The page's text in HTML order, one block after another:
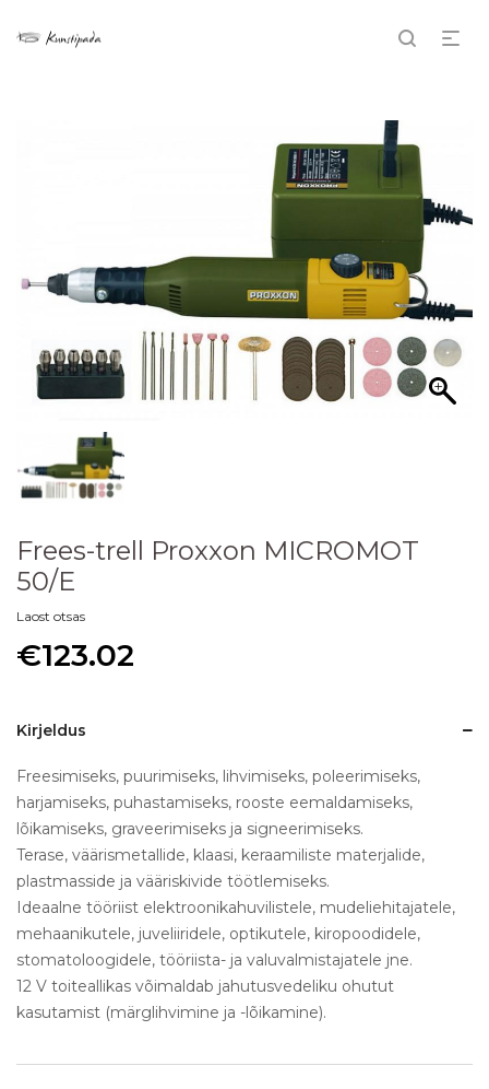
Frees-trell Proxxon MICROMOT
50/E
Laost otsas
€123.02
Kirjeldus
Freesimiseks, puurimiseks, lihvimiseks, poleerimiseks,
harjamiseks, puhastamiseks, rooste eemaldamiseks,
lõikamiseks, graveerimiseks ja signeerimiseks.
Terase, väärismetallide, klaasi, keraamiliste materjalide,
plastmasside ja vääriskivide töötlemiseks.
Ideaalne tööriist elektroonikahuvilistele, mudeliehitajatele,
mehaanikutele, juveliiridele, optikutele, kiropoodidele,
stomatoloogidele, tööriista- ja valuvalmistajatele jne.
12 V toiteallikas võimaldab jahutusvedeliku ohutut
kasutamist (märglihvimine ja -lõikamine).